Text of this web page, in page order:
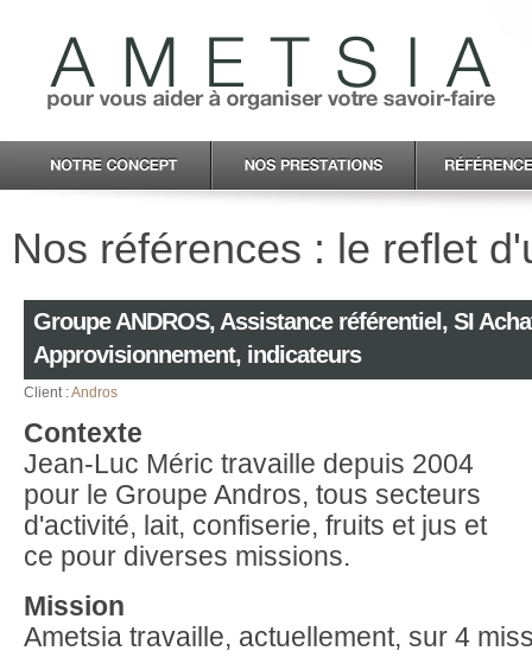
Nos références : le reflet
Groupe ANDROS, Assistance référentiel, SI
Approvisionnement, indicateurs
Client :Andros
Contexte
Jean-Luc Méric travaille depuis 2004
pour le Groupe Andros, tous secteurs
d'activité, lait, confiserie, fruits et jus et
ce pour diverses missions.
Mission
Ametsia travaille, actuellement, sur 4